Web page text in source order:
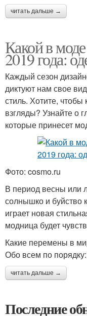
читать дальше →
Какой в
2019 года:
Каждый сезон
диктуют нам свое
стиль. Хотите,
взгляды? Узнайте о
которые принесет
Фото: cosmo.ru
В период весны или
солнышко и буйство
играет новая
модница будет
Какие перемены в
Обо всем по порядку:
читать дальше →
Последние